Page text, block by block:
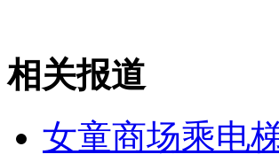
相关报道
女童商场乘电